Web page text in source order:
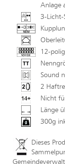
Anlage
3-Licht-
12-
Sound
2
Nicht
Länge
300g
Dieses